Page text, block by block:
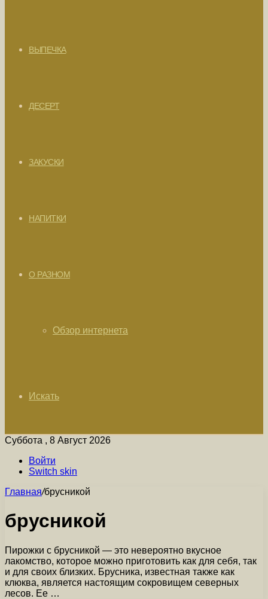
ВЫПЕЧКА
ДЕСЕРТ
ЗАКУСКИ
НАПИТКИ
О РАЗНОМ
Обзор интернета
Искать
Суббота , 8 Август 2026
Войти
Switch skin
Главная/брусникой
брусникой
Пирожки с брусникой — это невероятно вкусное
лакомство, которое можно приготовить как для себя, так
и для своих близких. Брусника, известная также как
клюква, является настоящим сокровищем северных
лесов. Ее …